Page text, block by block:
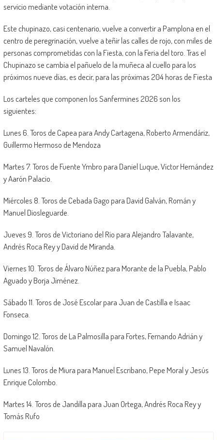
servicio mediante votación interna.
Este chupinazo, casi centenario, vuelve a convertir a Pamplona en el
centro de peregrinación, vuelve a teñir las calles de rojo, con miles de
personas comprometidas con la Fiesta, con la Feria del toro. Tras el
Chupinazo se cambia el pañuelo de la muñeca al cuello para los
próximos nueve días, es decir, para las próximas 204 horas de Fiesta
Los carteles que componen los Sanfermines 2026 son los
siguientes:
Lunes 6. Toros de Capea para Andy Cartagena, Roberto Armendáriz,
Guillermo Hermoso de Mendoza
Martes 7. Toros de Fuente Ymbro para Daniel Luque, Víctor Hernández
y Aarón Palacio.
Miércoles 8. Toros de Cebada Gago para David Galván, Román y
Manuel Diosleguarde.
Jueves 9. Toros de Victoriano del Río para Alejandro Talavante,
Andrés Roca Rey y David de Miranda.
Viernes 10. Toros de Álvaro Núñez para Morante de la Puebla, Pablo
Aguado y Borja Jiménez.
Sábado 11. Toros de José Escolar para Juan de Castilla e Isaac
Fonseca.
Domingo 12. Toros de La Palmosilla para Fortes, Fernando Adrián y
Samuel Navalón.
Lunes 13. Toros de Miura para Manuel Escribano, Pepe Moral y Jesús
Enrique Colombo.
Martes 14. Toros de Jandilla para Juan Ortega, Andrés Roca Rey y
Tomás Rufo